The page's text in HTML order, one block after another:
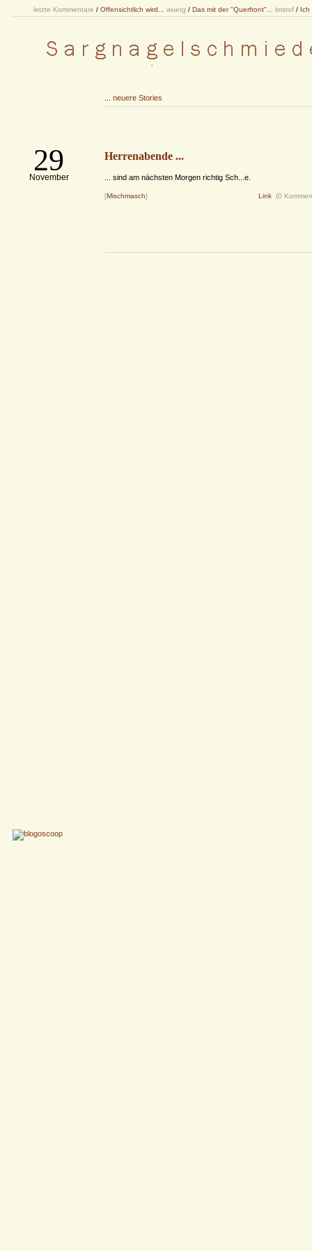
letzte Kommentare / Offensichtlich wird... wuerg / Das mit der "Querfront"... kristof / Ich
neuere Stories
29
November
Herrenabende ...
... sind am nächsten Morgen richtig Sch...e.
[Mischmasch] Link (0